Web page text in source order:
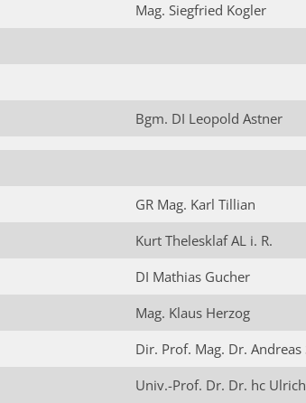
Mag. Siegfried Kogler
Bgm. DI Leopold Astner
GR Mag. Karl Tillian
Kurt Thelesklaf AL i. R.
DI Mathias Gucher
Mag. Klaus Herzog
Dir. Prof. Mag. Dr. Andreas
Univ.-Prof. Dr. Dr. hc